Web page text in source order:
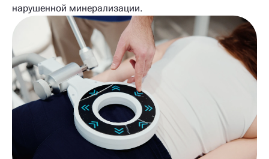
нарушенной минерализации.